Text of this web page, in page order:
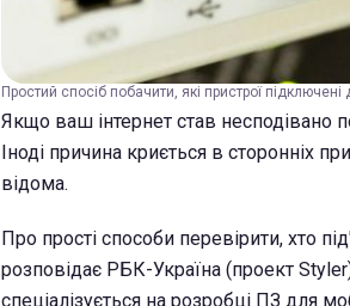
Простий спосіб побачити, які пристрої
Якщо ваш інтернет став несподівано
Іноді причина криється в сторонніх
відома.
Про прості способи перевірити, хто
розповідає РБК-Україна (проект
спеціалізується на розробці ПЗ для